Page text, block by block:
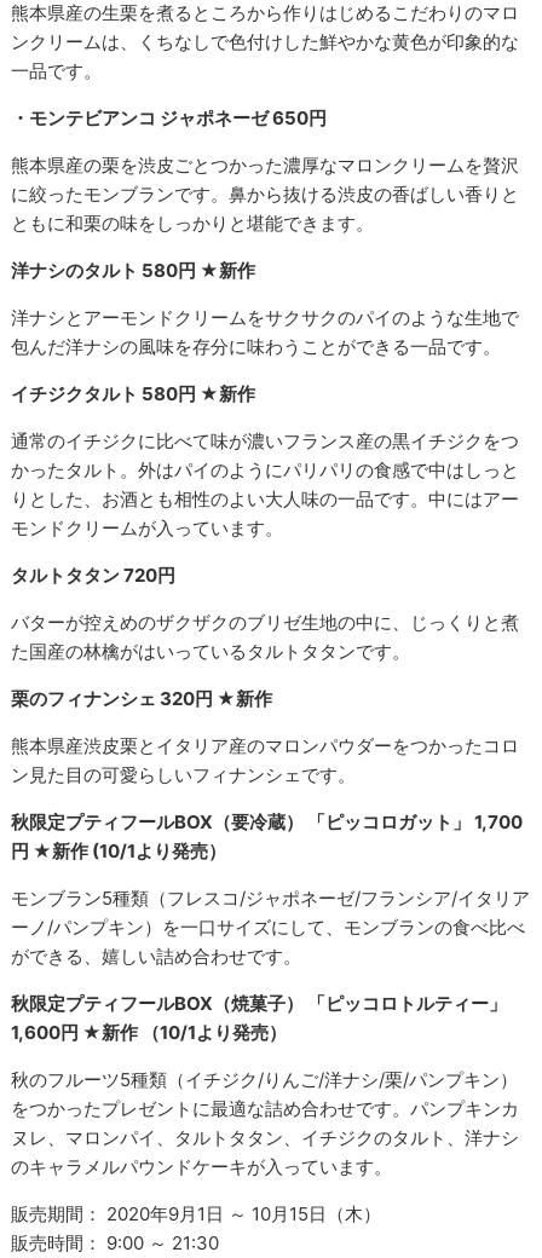
熊本県産の生栗を煮るところから作りはじめるこだわりのマロ
ンクリームは、くちなしで色付けした鮮やかな黄色が印象的な
一品です。
・モンテビアンコ ジャポネーゼ 650円
熊本県産の栗を渋皮ごとつかった濃厚なマロンクリームを贅沢
に絞ったモンブランです。鼻から抜ける渋皮の香ばしい香りと
ともに和栗の味をしっかりと堪能できます。
洋ナシのタルト 580円 ★新作
洋ナシとアーモンドクリームをサクサクのパイのような生地で
包んだ洋ナシの風味を存分に味わうことができる一品です。
イチジクタルト 580円 ★新作
通常のイチジクに比べて味が濃いフランス産の黒イチジクをつ
かったタルト。外はパイのようにパリパリの食感で中はしっと
りとした、お酒とも相性のよい大人味の一品です。中にはアー
モンドクリームが入っています。
タルトタタン 720円
バターが控えめのザクザクのブリゼ生地の中に、じっくりと煮
た国産の林檎がはいっているタルトタタンです。
栗のフィナンシェ 320円 ★新作
熊本県産渋皮栗とイタリア産のマロンパウダーをつかったコロ
ン見た目の可愛らしいフィナンシェです。
秋限定プティフールBOX（要冷蔵） 「ピッコロガット」 1,700
円 ★新作 (10/1より発売）
モンブラン5種類（フレスコ/ジャポネーゼ/フランシア/イタリア
ーノ/パンプキン）を一口サイズにして、モンブランの食べ比べ
ができる、嬉しい詰め合わせです。
秋限定プティフールBOX（焼菓子） 「ピッコロトルティー」
1,600円 ★新作 （10/1より発売）
秋のフルーツ5種類（イチジク/りんご/洋ナシ/栗/パンプキン）
をつかったプレゼントに最適な詰め合わせです。パンプキンカ
ヌレ、マロンパイ、タルトタタン、イチジクのタルト、洋ナシ
のキャラメルパウンドケーキが入っています。
販売期間： 2020年9月1日 ～ 10月15日（木）
販売時間： 9:00 ～ 21:30